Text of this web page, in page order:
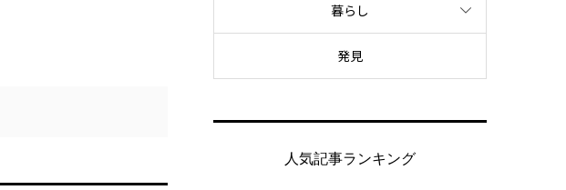
暮らし
発見
人気記事ランキング